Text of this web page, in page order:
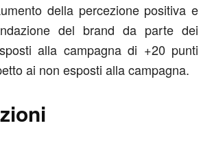
della percezione positiva e
del brand da parte dei
alla campagna di +20 punti
ai non esposti alla campagna.